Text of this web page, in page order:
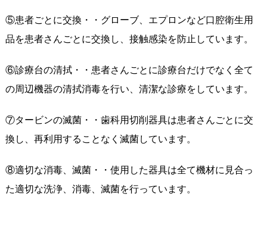
⑤患者ごとに交換・・グローブ、エプロンなど口腔衛生用
品を患者さんごとに交換し、接触感染を防止しています。
⑥診療台の清拭・・患者さんごとに診療台だけでなく全て
の周辺機器の清拭消毒を行い、清潔な診療をしています。
⑦タービンの滅菌・・歯科用切削器具は患者さんごとに交
換し、再利用することなく滅菌しています。
⑧適切な消毒、滅菌・・使用した器具は全て機材に見合っ
た適切な洗浄、消毒、滅菌を行っています。